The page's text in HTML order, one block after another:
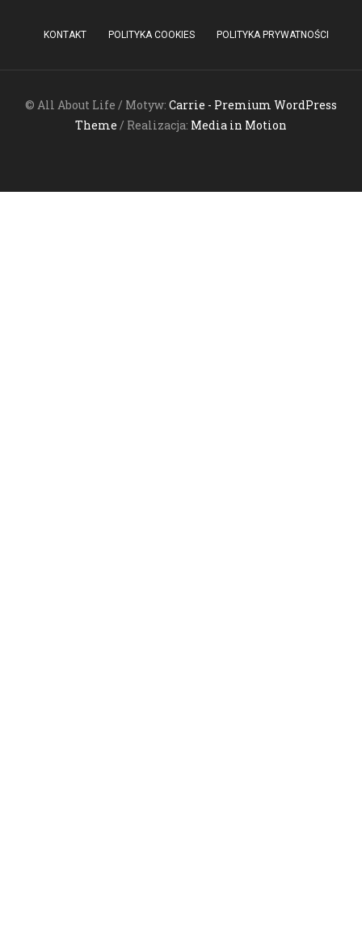
KONTAKT POLITYKA COOKIES POLITYKA PRYWATNOŚCI
© All About Life / Motyw: Carrie - Premium WordPress
Theme / Realizacja: Media in Motion